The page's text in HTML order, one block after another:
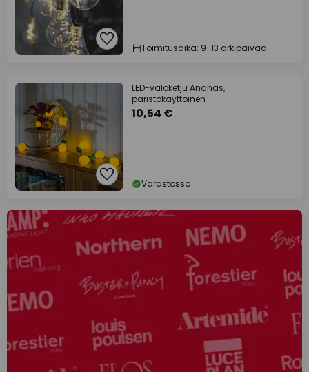
Toimitusaika: 9-13 arkipäivää
LED-valoketju Ananas,
paristokäyttöinen
10,54 €
Varastossa